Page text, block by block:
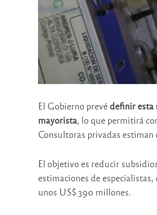
El Gobierno prevé definir esta
mayorista , lo que permitirá
Consultoras privadas estiman
El objetivo es reducir
estimaciones de
unos US$ 390 millones.